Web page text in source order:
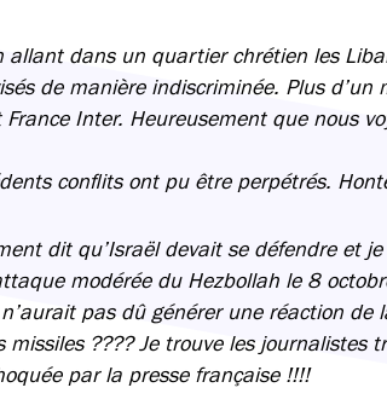
allant dans un quartier chrétien les
de manière indiscriminée. Plus d’un
Inter. Heureusement que nous
conflits ont pu être perpétrés.
dit qu’Israël devait se défendre et
modérée du Hezbollah le 8
pas dû générer une réaction de
???? Je trouve les journalistes
par la presse française !!!!